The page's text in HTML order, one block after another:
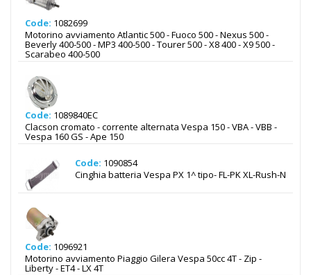
Code: 1082699
Motorino avviamento Atlantic 500 - Fuoco 500 - Nexus 500 -
Beverly 400-500 - MP3 400-500 - Tourer 500 - X8 400 - X9 500 -
Scarabeo 400-500
Code: 1089840EC
Clacson cromato - corrente alternata Vespa 150 - VBA - VBB -
Vespa 160 GS - Ape 150
Code: 1090854
Cinghia batteria Vespa PX 1^ tipo- FL-PK XL-Rush-N
Code: 1096921
Motorino avviamento Piaggio Gilera Vespa 50cc 4T - Zip -
Liberty - ET4 - LX 4T